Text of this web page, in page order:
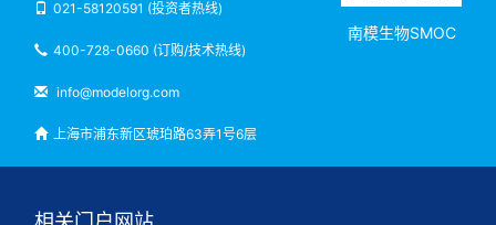
021-58120591 (投资者热线)
400-728-0660 (订购/技术热线)
info@modelorg.com
上海市浦东新区琥珀路63弄1号6层
南模生物SMOC